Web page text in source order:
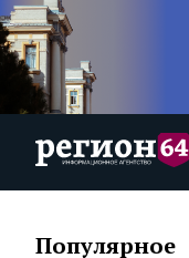
Популярное